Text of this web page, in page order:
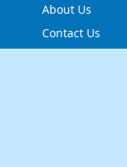
About Us
Contact Us